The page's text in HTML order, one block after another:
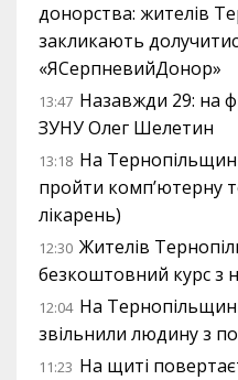
донорства: жителів
закликають
«ЯСерпневийДонор»
13:47 Назавжди 29: на
ЗУНУ Олег Шелетин
13:18 На
пройти комп’ютерну
лікарень)
12:30 Жителів
безкоштовний курс з
12:04 На
звільнили людину з
11:23 На щиті